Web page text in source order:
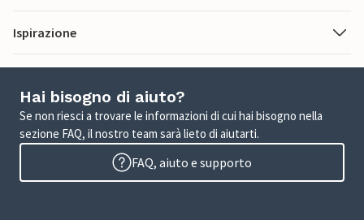
Ispirazione
Hai bisogno di aiuto?
Se non riesci a trovare le informazioni di cui hai bisogno nella
sezione FAQ, il nostro team sarà lieto di aiutarti.
FAQ, aiuto e supporto